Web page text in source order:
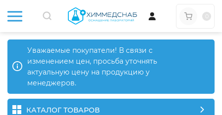
Уважаемые покупатели! В связи с
изменением цен, просьба уточнять
актуальную цену на продукцию у
менеджеров.
КАТАЛОГ ТОВАРОВ